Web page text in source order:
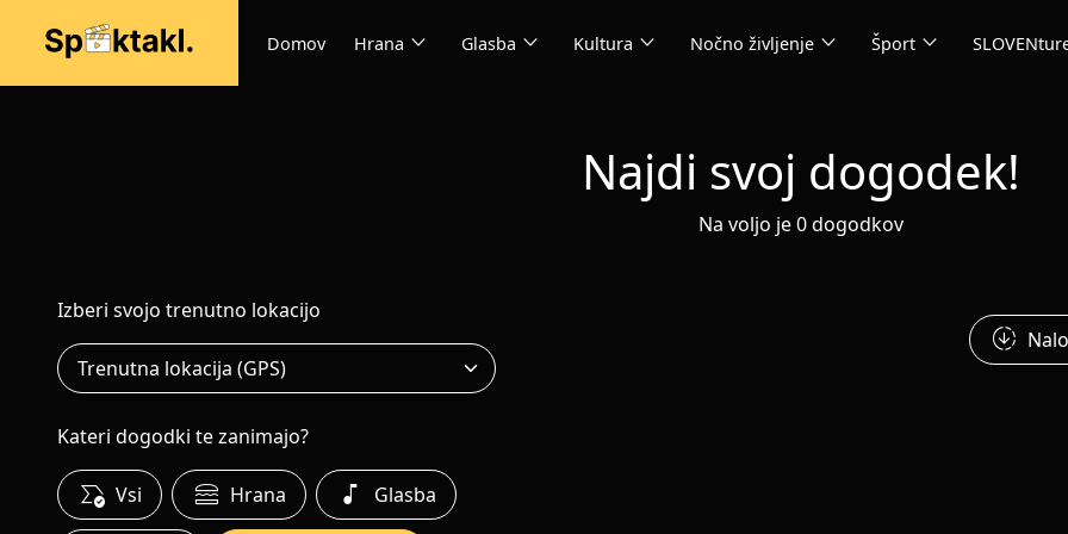
Domov Hrana expand_more Glasba expand_more Kultura expand_more Nočno življenje expand_more Šport expand_more
Najdi svoj dogodek!
Na voljo je 0 dogodkov
Izberi svojo trenutno lokacijo
Kateri dogodki te zanimajo?
all_match Vsi lunch_dining Hrana music_note Glasba
downloading